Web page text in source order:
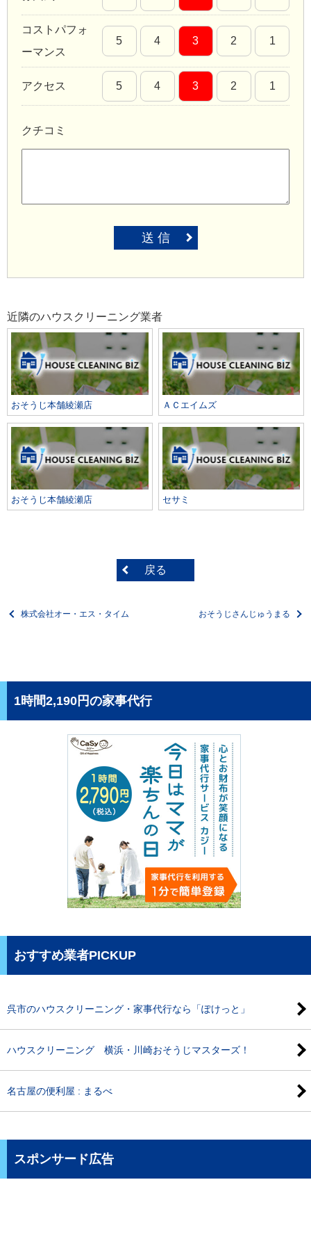
コストパフォ
ーマンス
5 4 3 2 1
アクセス 5 4 3 2 1
クチコミ
送 信
近隣のハウスクリーニング業者
おそうじ本舗綾瀬店 ＡＣエイムズ
おそうじ本舗綾瀬店 セサミ
戻る
株式会社オー・エス・タイム おそうじさんじゅうまる
1時間2,190円の家事代行
おすすめ業者PICKUP
呉市のハウスクリーニング・家事代行なら「ぽけっと」
ハウスクリーニング 横浜・川崎おそうじマスターズ！
名古屋の便利屋 : まるべ
スポンサード広告